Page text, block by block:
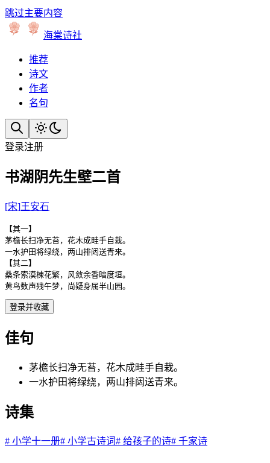
跳过主要内容
海棠诗社
推荐
诗文
作者
名句
登录注册
书湖阴先生壁二首
[宋]王安石
【其一】
茅檐长扫净无苔，花木成畦手自栽。
一水护田将绿绕，两山排闼送青来。
【其二】
桑条索漠楝花繁，风敛余香暗度垣。
黄鸟数声残午梦，尚疑身属半山园。
登录并收藏
佳句
茅檐长扫净无苔，花木成畦手自栽。
一水护田将绿绕，两山排闼送青来。
诗集
# 小学十一册# 小学古诗词# 给孩子的诗# 千家诗